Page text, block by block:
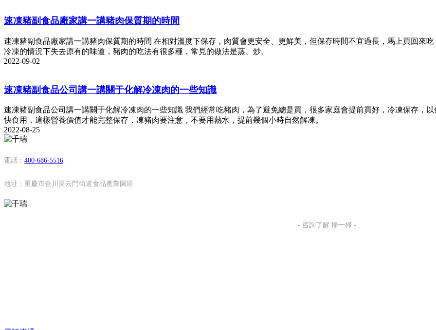
速凍豬副食品廠家講一講豬肉保質期的時間
速凍豬副食品廠家講一講豬肉保質期的時間 在相對溫度下保存，肉質會更安全、更鮮美，但保存時間不宜過長，馬上買回來
冷凍的情況下失去原有的味道，豬肉的吃法有很多種，常見的做法是蒸、炒。
2022-09-02
速凍豬副食品公司講一講關于化解冷凍肉的一些知識
速凍豬副食品公司講一講關于化解冷凍肉的一些知識 我們經常吃豬肉，為了避免總是買，很多家庭會提前買好，冷凍保存，
快食用，這樣營養價值才能完整保存，凍豬肉要注意，不要用熱水，提前幾個小時自然解凍。
2022-08-25
電話： 400-686-5516
地址：重慶市合川區云門街道食品產業園區
- 咨詢了解 掃一掃 -